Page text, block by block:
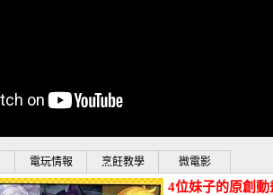
電玩情報 烹飪教學 微電影
4位妹子的原創